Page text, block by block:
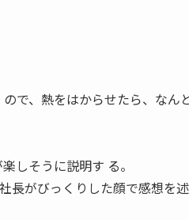
で、熱をはからせたら、なん
しそうに説明す る。
長がびっくりした顔で感想を